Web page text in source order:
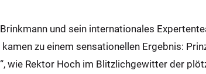
und sein internationales
zu einem sensationellen Ergebnis:
wie Rektor Hoch im Blitzlichgewitter der